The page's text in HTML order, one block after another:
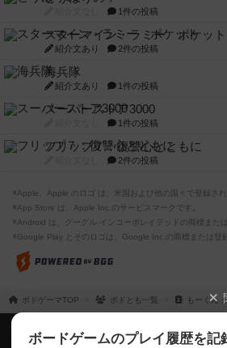
1件の投稿
スターマイン・ラミー ポケット
紹介文あり 2件の投稿
海兵隊
紹介文あり 1件の投稿
スーパーストア3000
1件の投稿
フリップ７：復讐心とともに
2件の投稿
※Apple、Apple のロゴ は、米国および他の国々で登録さ
※App Store は、Apple Inc.のサービスマークです。
※Android は、グーグル インコーポレイテッドの商標また
※Google Play とそのロゴは、Google Inc.の商標または登
ボドゲーマTOP ボドとも一覧 もーくん
ボードゲームのプレイ履歴を記
ボドゲーマTOP